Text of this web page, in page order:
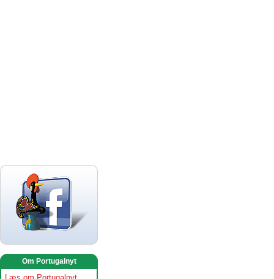
Om Portugalnyt